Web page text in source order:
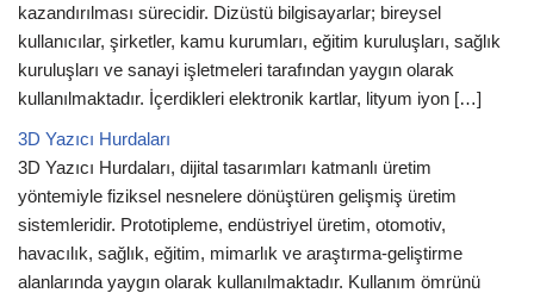
kazandırılması sürecidir. Dizüstü bilgisayarlar; bireysel
kullanıcılar, şirketler, kamu kurumları, eğitim kuruluşları, sağlık
kuruluşları ve sanayi işletmeleri tarafından yaygın olarak
kullanılmaktadır. İçerdikleri elektronik kartlar, lityum iyon […]
3D Yazıcı Hurdaları
3D Yazıcı Hurdaları, dijital tasarımları katmanlı üretim
yöntemiyle fiziksel nesnelere dönüştüren gelişmiş üretim
sistemleridir. Prototipleme, endüstriyel üretim, otomotiv,
havacılık, sağlık, eğitim, mimarlık ve araştırma-geliştirme
alanlarında yaygın olarak kullanılmaktadır. Kullanım ömrünü